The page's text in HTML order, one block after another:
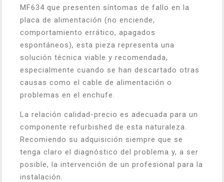
MF634 que presenten síntomas de fallo en la
placa de alimentación (no enciende,
comportamiento errático, apagados
espontáneos), esta pieza representa una
solución técnica viable y recomendada,
especialmente cuando se han descartado otras
causas como el cable de alimentación o
problemas en el enchufe.
La relación calidad-precio es adecuada para un
componente refurbished de esta naturaleza.
Recomiendo su adquisición siempre que se
tenga claro el diagnóstico del problema y, a ser
posible, la intervención de un profesional para la
instalación.